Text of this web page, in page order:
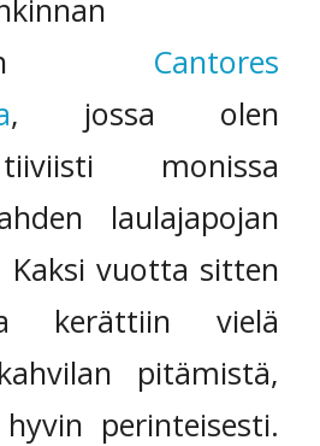
Cantores
, jossa olen
monissa
laulajapojan
Kaksi vuotta sitten
kerättiin vielä
pitämistä,
perinteisesti.